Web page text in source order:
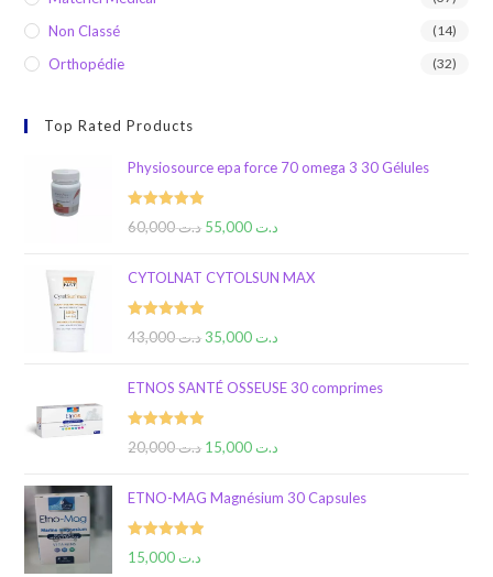
Non Classé (14)
Orthopédie (32)
Top Rated Products
Physiosource epa force 70 omega 3 30 Gélules
Rated 5.00د.ت60,000 د.ت
CYTOLNAT CYTOLSUN MAX
Rated 5.00د.ت43,000 د.ت
ETNOS SANTÉ OSSEUSE 30 comprimes
Rated 5.00د.ت20,000 د.ت
ETNO-MAG Magnésium 30 Capsules
Rated 5.00د.ت